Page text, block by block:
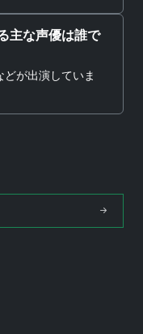
主な声優は誰で
が出演していま